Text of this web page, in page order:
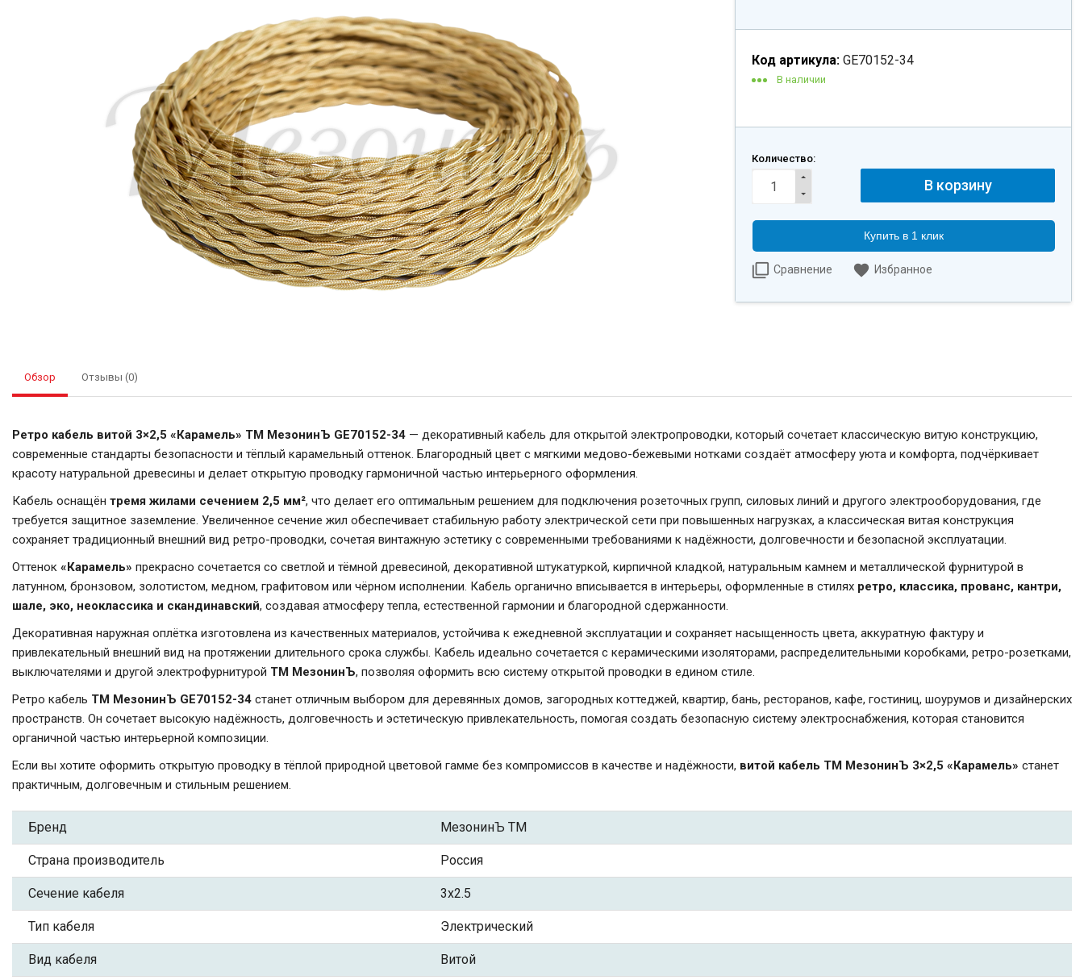
Код артикула: GE70152-34
В наличии
Количество:
Купить в 1 клик
Сравнение Избранное
Обзор Отзывы (0)
Ретро кабель витой 3×2,5 «Карамель» ТМ МезонинЪ GE70152-34 — декоративный кабель для открытой электропроводки, который сочетает классическую витую конструкцию,
современные стандарты безопасности и тёплый карамельный оттенок. Благородный цвет с мягкими медово-бежевыми нотками создаёт атмосферу уюта и комфорта, подчёркивает
красоту натуральной древесины и делает открытую проводку гармоничной частью интерьерного оформления.
Кабель оснащён тремя жилами сечением 2,5 мм², что делает его оптимальным решением для подключения розеточных групп, силовых линий и другого электрооборудования, где
требуется защитное заземление. Увеличенное сечение жил обеспечивает стабильную работу электрической сети при повышенных нагрузках, а классическая витая конструкция
сохраняет традиционный внешний вид ретро-проводки, сочетая винтажную эстетику с современными требованиями к надёжности, долговечности и безопасной эксплуатации.
Оттенок «Карамель» прекрасно сочетается со светлой и тёмной древесиной, декоративной штукатуркой, кирпичной кладкой, натуральным камнем и металлической фурнитурой в
латунном, бронзовом, золотистом, медном, графитовом или чёрном исполнении. Кабель органично вписывается в интерьеры, оформленные в стилях ретро, классика, прованс, кантри,
шале, эко, неоклассика и скандинавский, создавая атмосферу тепла, естественной гармонии и благородной сдержанности.
Декоративная наружная оплётка изготовлена из качественных материалов, устойчива к ежедневной эксплуатации и сохраняет насыщенность цвета, аккуратную фактуру и
привлекательный внешний вид на протяжении длительного срока службы. Кабель идеально сочетается с керамическими изоляторами, распределительными коробками, ретро-розетками,
выключателями и другой электрофурнитурой ТМ МезонинЪ, позволяя оформить всю систему открытой проводки в едином стиле.
Ретро кабель ТМ МезонинЪ GE70152-34 станет отличным выбором для деревянных домов, загородных коттеджей, квартир, бань, ресторанов, кафе, гостиниц, шоурумов и дизайнерских
пространств. Он сочетает высокую надёжность, долговечность и эстетическую привлекательность, помогая создать безопасную систему электроснабжения, которая становится
органичной частью интерьерной композиции.
Если вы хотите оформить открытую проводку в тёплой природной цветовой гамме без компромиссов в качестве и надёжности, витой кабель ТМ МезонинЪ 3×2,5 «Карамель» станет
практичным, долговечным и стильным решением.
Бренд МезонинЪ ТМ
Страна производитель Россия
Сечение кабеля 3x2.5
Тип кабеля Электрический
Вид кабеля Витой